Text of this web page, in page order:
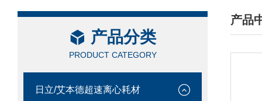
产品分类
PRODUCT CATEGORY
日立/艾本德超速离心耗材
产品
/